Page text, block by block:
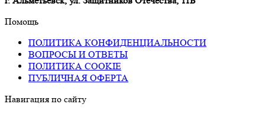
Помощь
ПОЛИТИКА КОНФИДЕНЦИАЛЬНОСТИ
ВОПРОСЫ И ОТВЕТЫ
ПОЛИТИКА COOKIE
ПУБЛИЧНАЯ ОФЕРТА
Навигация по сайту